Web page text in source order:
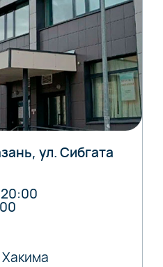
ул. Сибгата